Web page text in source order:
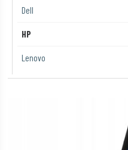
Dell
HP
Lenovo